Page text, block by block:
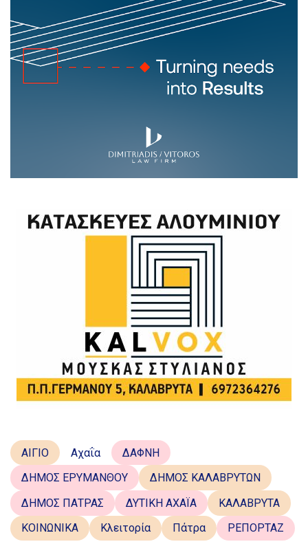
ΑΙΓΙΟ Αχαΐα
ΔΑΦΝΗ
ΔΗΜΟΣ ΕΡΥΜΑΝΘΟΥ
ΔΗΜΟΣ ΚΑΛΑΒΡΥΤΩΝ
ΔΗΜΟΣ ΠΑΤΡΑΣ
ΔΥΤΙΚΗ ΑΧΑΪΑ
ΚΑΛΑΒΡΥΤΑ
ΚΟΙΝΩΝΙΚΑ
Κλειτορία Πάτρα
ΡΕΠΟΡΤΑΖ